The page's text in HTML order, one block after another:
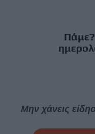
Πάμε?
Μην χάνεις